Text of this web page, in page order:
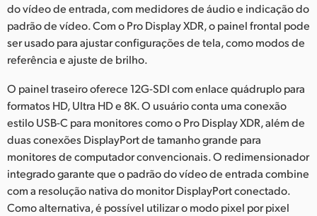
Turkey
UAE
Ukraine
United Kingdom
United States
do vídeo de entrada, com medidores de áudio e indicação do
padrão de vídeo. Com o Pro Display XDR, o painel frontal pode
ser usado para ajustar configurações de tela, como modos de
referência e ajuste de brilho.
O painel traseiro oferece 12G-SDI com enlace quádruplo para
formatos HD, Ultra HD e 8K. O usuário conta uma conexão
estilo USB-C para monitores como o Pro Display XDR, além de
duas conexões DisplayPort de tamanho grande para
monitores de computador convencionais. O redimensionador
integrado garante que o padrão do vídeo de entrada combine
com a resolução nativa do monitor DisplayPort conectado.
Como alternativa, é possível utilizar o modo pixel por pixel